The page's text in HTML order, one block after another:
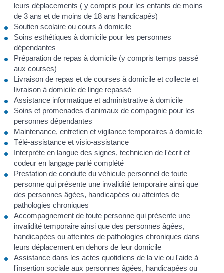
leurs déplacements ( y compris pour les enfants de moins
de 3 ans et de moins de 18 ans handicapés)
Soutien scolaire ou cours à domicile
Soins esthétiques à domicile pour les personnes
dépendantes
Préparation de repas à domicile (y compris temps passé
aux courses)
Livraison de repas et de courses à domicile et collecte et
livraison à domicile de linge repassé
Assistance informatique et administrative à domicile
Soins et promenades d'animaux de compagnie pour les
personnes dépendantes
Maintenance, entretien et vigilance temporaires à domicile
Télé-assistance et visio-assistance
Interprète en langue des signes, technicien de l'écrit et
codeur en langage parlé complété
Prestation de conduite du véhicule personnel de toute
personne qui présente une invalidité temporaire ainsi que
des personnes âgées, handicapées ou atteintes de
pathologies chroniques
Accompagnement de toute personne qui présente une
invalidité temporaire ainsi que des personnes âgées,
handicapées ou atteintes de pathologies chroniques dans
leurs déplacement en dehors de leur domicile
Assistance dans les actes quotidiens de la vie ou l'aide à
l'insertion sociale aux personnes âgées, handicapées ou